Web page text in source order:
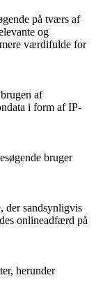
på tværs af
og
værdifulde for
af
i form af IP-
bruger
der sandsynligvis
onlineadfærd på
herunder